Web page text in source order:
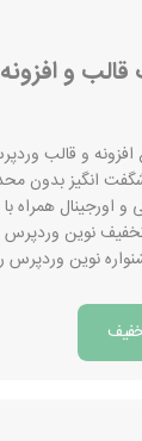
قالب و
و قالب وردپرس
انگیز بدون
همراه با پشتیبانی
تخفیف نوین
نوین وردپرس